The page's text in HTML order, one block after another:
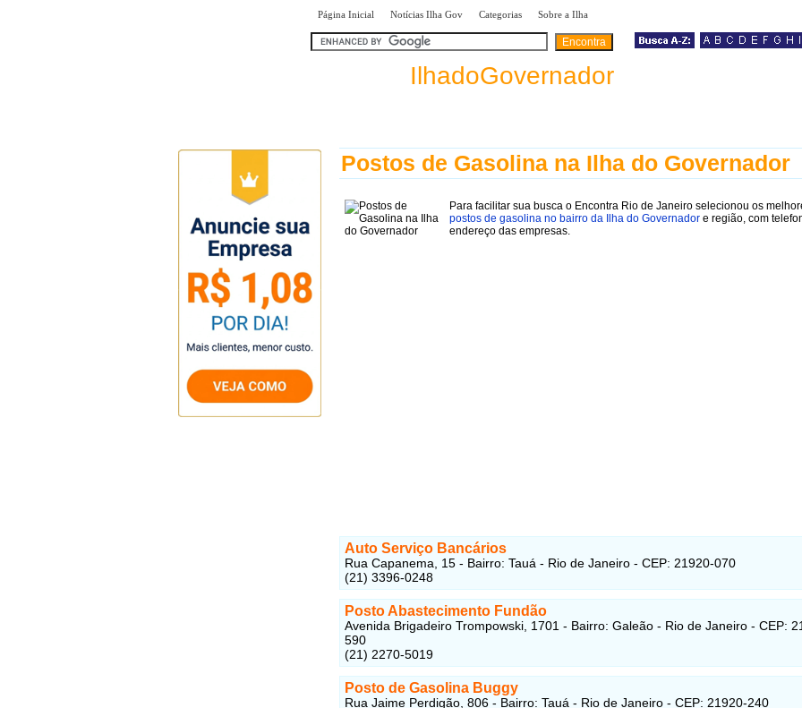
Página Inicial Notícias Ilha Gov Categorias Sobre a Ilha
IlhadoGovernador
Postos de Gasolina na Ilha do Governador
Para facilitar sua busca o Encontra Rio de Janeiro selecionou os
postos de gasolina no bairro da Ilha do Governador e região, com
endereço das empresas.
Auto Serviço Bancários
Rua Capanema, 15 - Bairro: Tauá - Rio de Janeiro - CEP: 21920-070
(21) 3396-0248
Posto Abastecimento Fundão
Avenida Brigadeiro Trompowski, 1701 - Bairro: Galeão - Rio de Janeiro - CEP:
590
(21) 2270-5019
Posto de Gasolina Buggy
Rua Jaime Perdigão, 806 - Bairro: Tauá - Rio de Janeiro - CEP: 21920-240